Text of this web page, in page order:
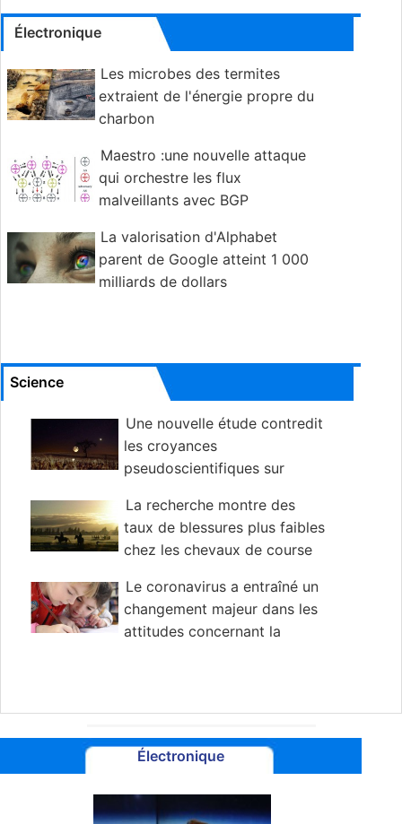
Électronique
Les microbes des termites
extraient de l'énergie propre du
charbon
Maestro :une nouvelle attaque
qui orchestre les flux
malveillants avec BGP
La valorisation d'Alphabet
parent de Google atteint 1 000
milliards de dollars
Science
Une nouvelle étude contredit
les croyances
pseudoscientifiques sur
La recherche montre des
taux de blessures plus faibles
chez les chevaux de course
Le coronavirus a entraîné un
changement majeur dans les
attitudes concernant la
Électronique